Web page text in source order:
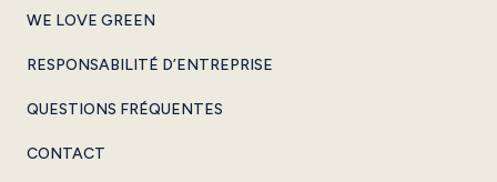
WE LOVE GREEN
RESPONSABILITÉ D’ENTREPRISE
QUESTIONS FRÉQUENTES
CONTACT